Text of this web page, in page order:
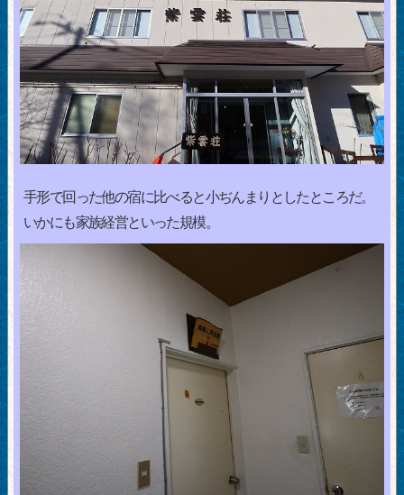
手形で回った他の宿に比べると小ぢんまりとしたところだ。
いかにも家族経営といった規模。